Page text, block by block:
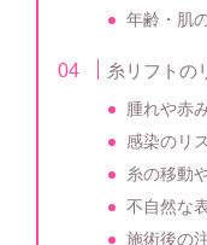
年齢・肌
糸リフトの
腫れや赤
感染のリ
糸の移動
不自然な
施術後の